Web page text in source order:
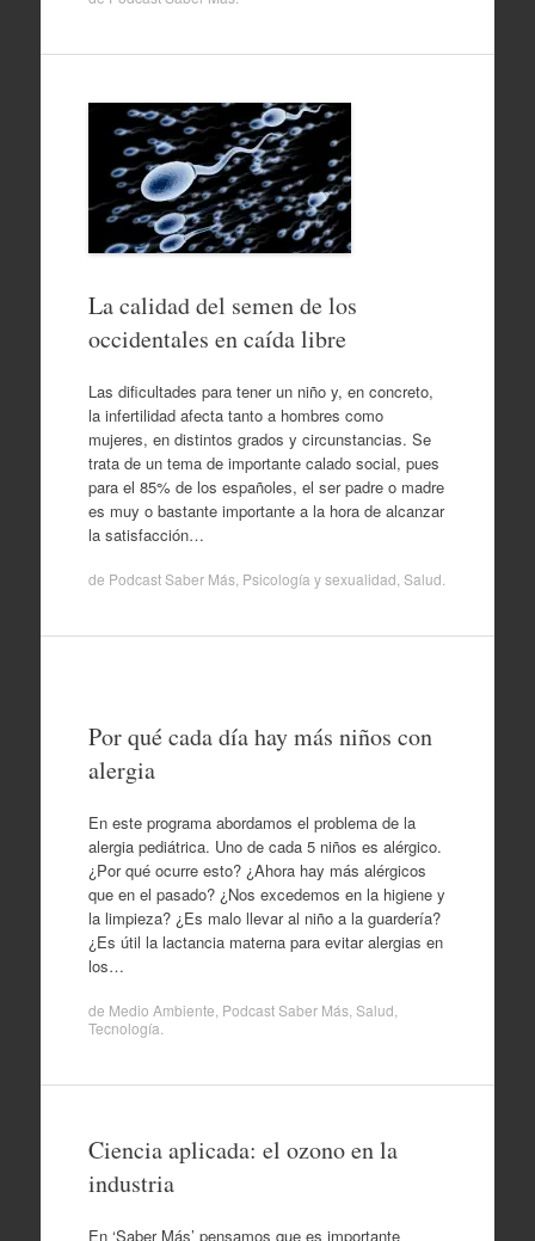
La calidad del semen de los
occidentales en caída libre
Las dificultades para tener un niño y, en concreto,
la infertilidad afecta tanto a hombres como
mujeres, en distintos grados y circunstancias. Se
trata de un tema de importante calado social, pues
para el 85% de los españoles, el ser padre o madre
es muy o bastante importante a la hora de alcanzar
la satisfacción…
de Podcast Saber Más, Psicología y sexualidad Salud
Por qué cada día hay más niños con
alergia
En este programa abordamos el problema de la
alergia pediátrica. Uno de cada 5 niños es alérgico.
¿Por qué ocurre esto? ¿Ahora hay más alérgicos
que en el pasado? ¿Nos excedemos en la higiene y
la limpieza? ¿Es malo llevar al niño a la guardería?
¿Es útil la lactancia materna para evitar alergias en
los…
de Medio Ambiente Podcast Saber Más, Salud
Tecnología
Ciencia aplicada: el ozono en la
industria
En ‘Saber Más’ pensamos que es importante